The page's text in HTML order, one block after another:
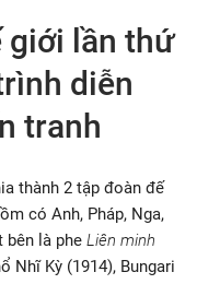
giới lần thứ
diễn
tranh
thành 2 tập đoàn đế
có Anh, Pháp, Nga,
bên là phe Liên minh
Nhĩ Kỳ (1914), Bungari